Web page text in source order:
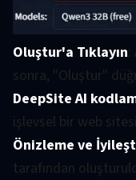
Oluştur'a Tıklayın:
sonra, "Oluştur"
DeepSite AI
işlevsel bir web
Önizleme ve
tarafından